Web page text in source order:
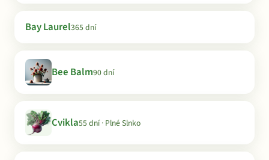
Bay Laurel365 dní
Bee Balm90 dní
Cvikla55 dní · Plné Slnko